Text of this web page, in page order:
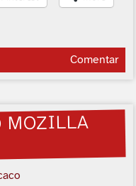
Comentar
MOZILLA